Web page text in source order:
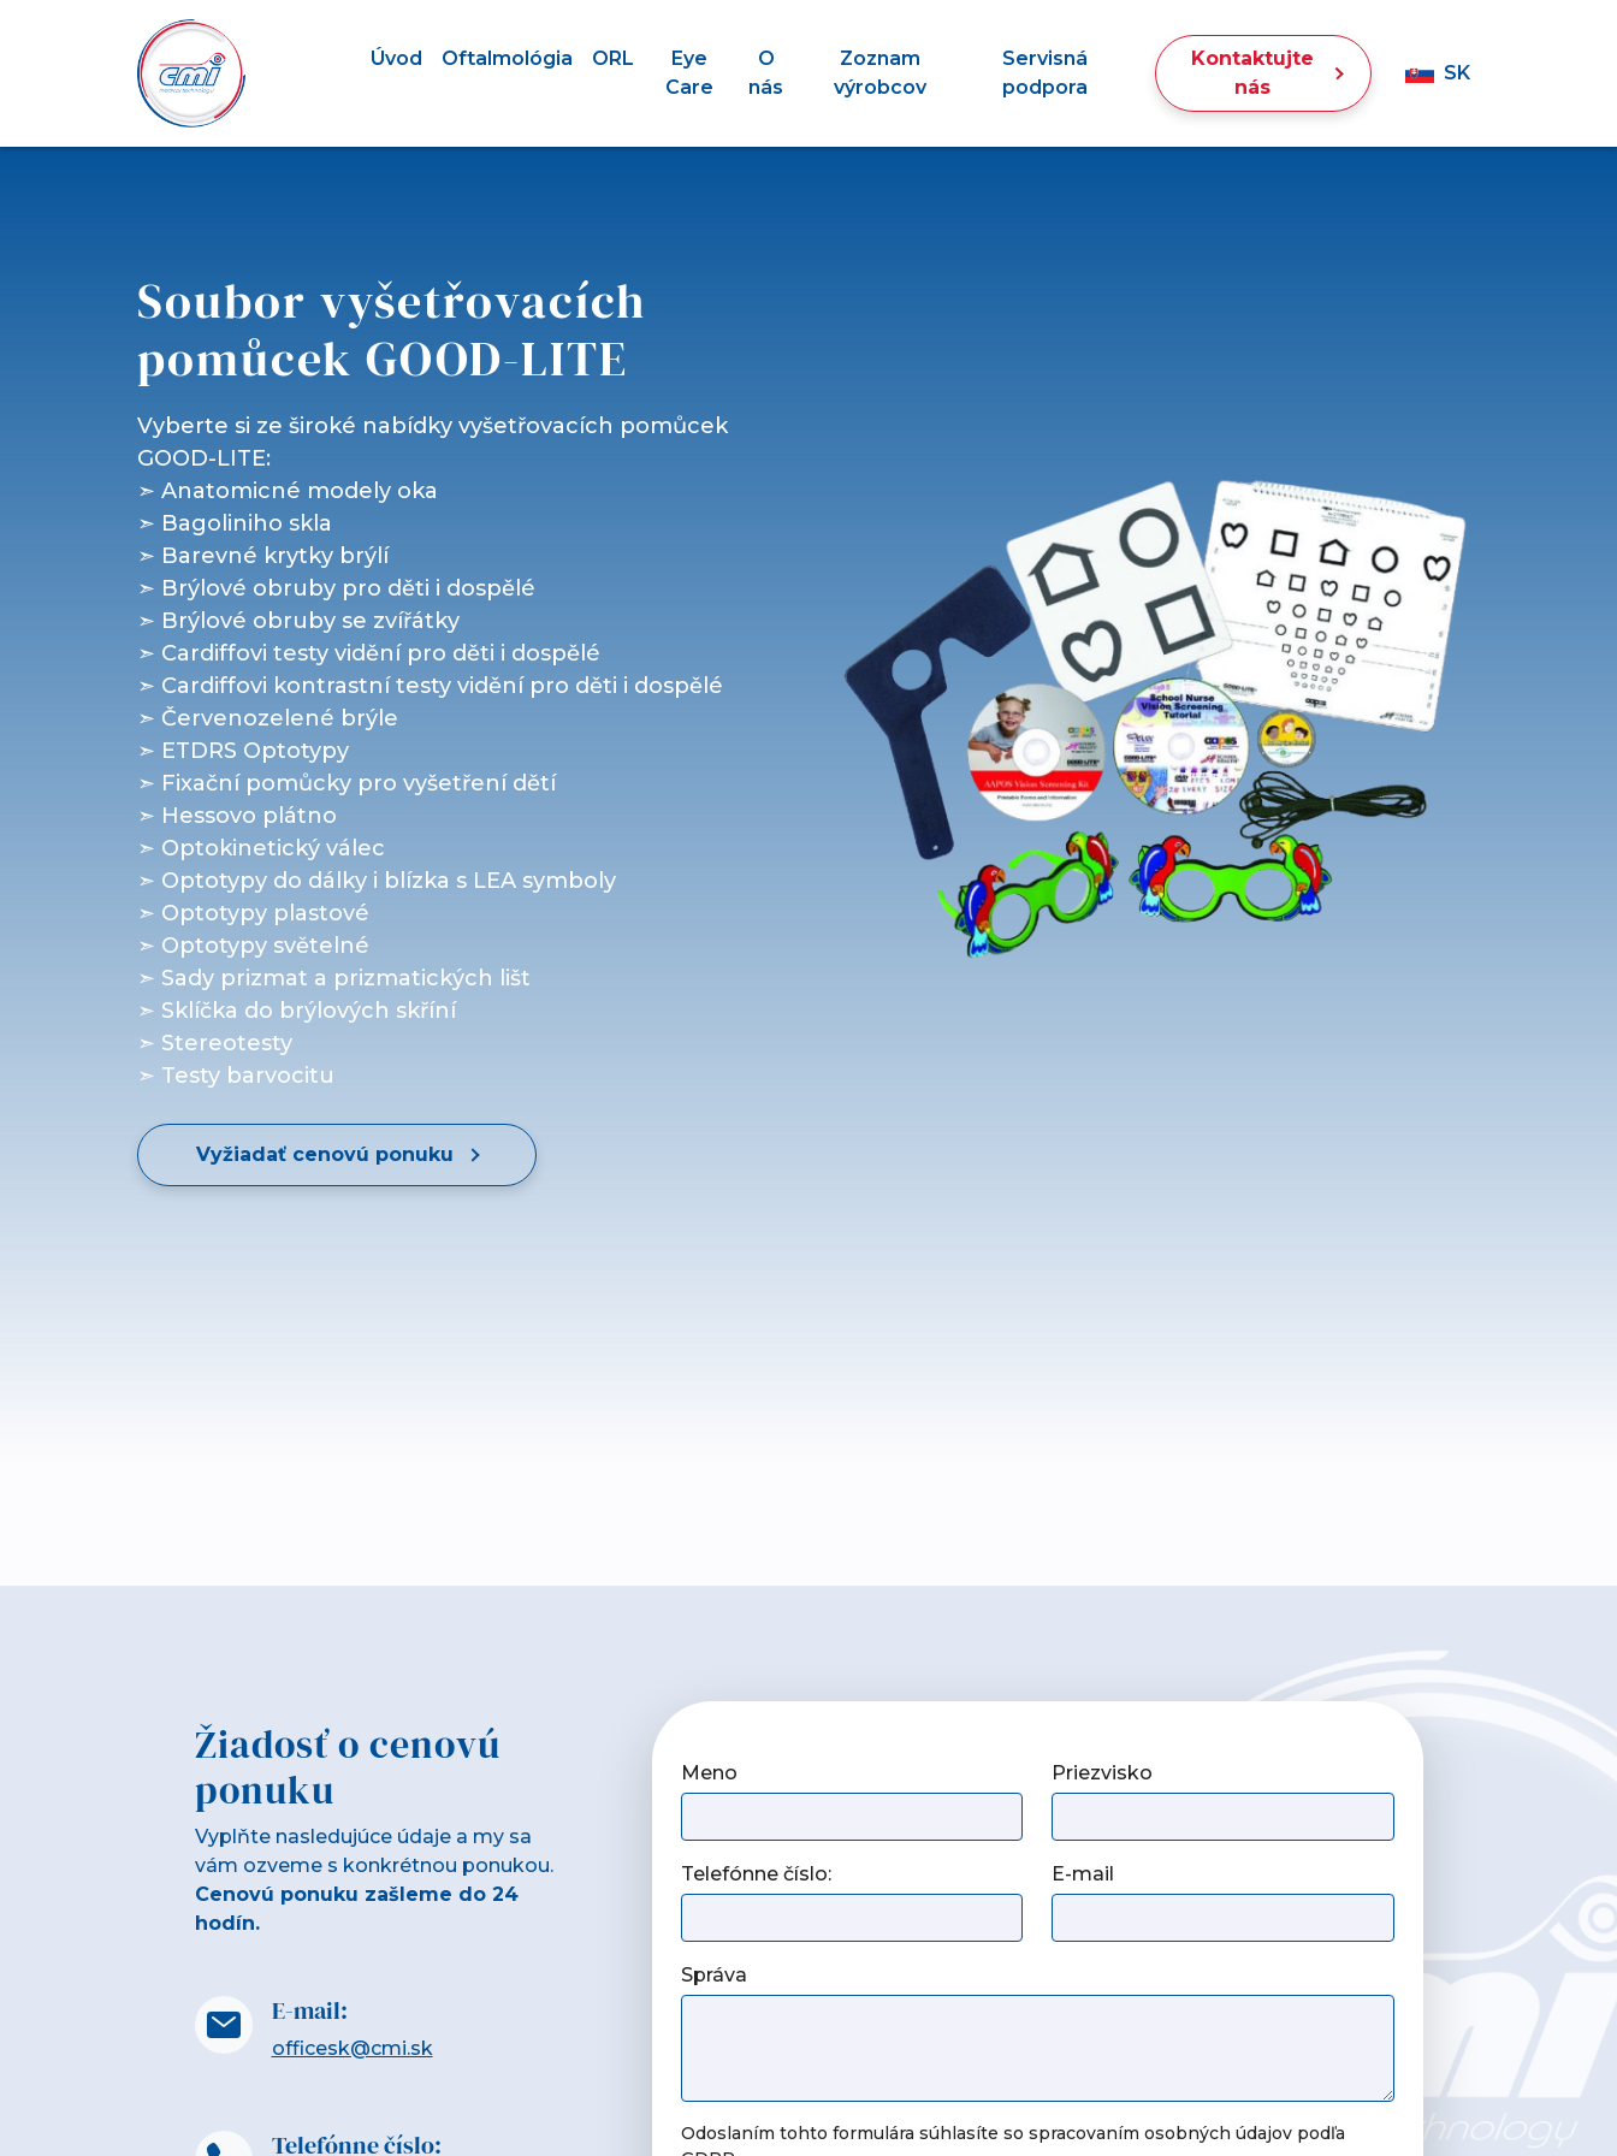
SK
Úvod Oftalmológia ORL
Eye
Care
O
nás
Zoznam
výrobcov
Servisná
podpora
Kontaktujte
nás
Soubor vyšetřovacích
pomůcek GOOD-LITE
Vyberte si ze široké nabídky vyšetřovacích pomůcek
GOOD-LITE:
➣ Anatomicné modely oka
➣ Bagoliniho skla
➣ Barevné krytky brýlí
➣ Brýlové obruby pro děti i dospělé
➣ Brýlové obruby se zvířátky
➣ Cardiffovi testy vidění pro děti i dospělé
➣ Cardiffovi kontrastní testy vidění pro děti i dospělé
➣ Červenozelené brýle
➣ ETDRS Optotypy
➣ Fixační pomůcky pro vyšetření dětí
➣ Hessovo plátno
➣ Optokinetický válec
➣ Optotypy do dálky i blízka s LEA symboly
➣ Optotypy plastové
➣ Optotypy světelné
➣ Sady prizmat a prizmatických lišt
➣ Sklíčka do brýlových skříní
➣ Stereotesty
➣ Testy barvocitu
Vyžiadať cenovú ponuku
Žiadosť o cenovú
ponuku
Vyplňte nasledujúce údaje a my sa
vám ozveme s konkrétnou ponukou.
Cenovú ponuku zašleme do 24
hodín.
E-mail:
officesk@cmi.sk
Telefónne číslo:
Meno Priezvisko
Telefónne číslo: E-mail
Správa
Odoslaním tohto formulára súhlasíte so spracovaním osobných údajov podľa